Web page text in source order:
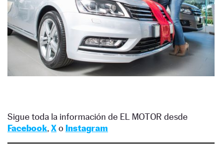
Sigue toda la información de EL MOTOR desde
Facebook, Xo Instagram